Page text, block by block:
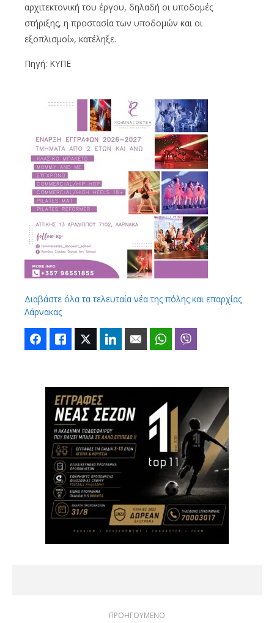
αρχιτεκτονική του έργου, δηλαδή οι υποδομές
στήριξης, η προστασία των υποδομών και οι
εξοπλισμοί», κατέληξε.
Πηγή: ΚΥΠΕ
Διαβάστε όλα τα τελευταία νέα της πόλης και επαρχίας
Λάρνακας
FacebookLike Twitter LinkedIn Email WhatsApp
ΠΡΟΗΓΟΥΜΕΝΟ